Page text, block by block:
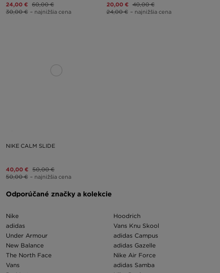
24,00 € 60,00 €
30,00 € – najnižšia cena
20,00 € 40,00 €
24,00 € – najnižšia cena
NIKE CALM SLIDE
40,00 € 50,00 €
50,00 € – najnižšia cena
Odporúčané značky a kolekcie
Nike
adidas
Under Armour
New Balance
The North Face
Vans
Hoodrich
Vans Knu Skool
adidas Campus
adidas Gazelle
Nike Air Force
adidas Samba